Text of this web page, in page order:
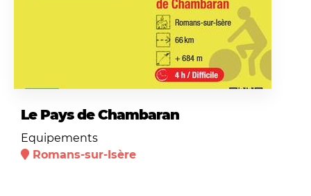
Le Pays de Chambaran
Equipements
Romans-sur-Isère